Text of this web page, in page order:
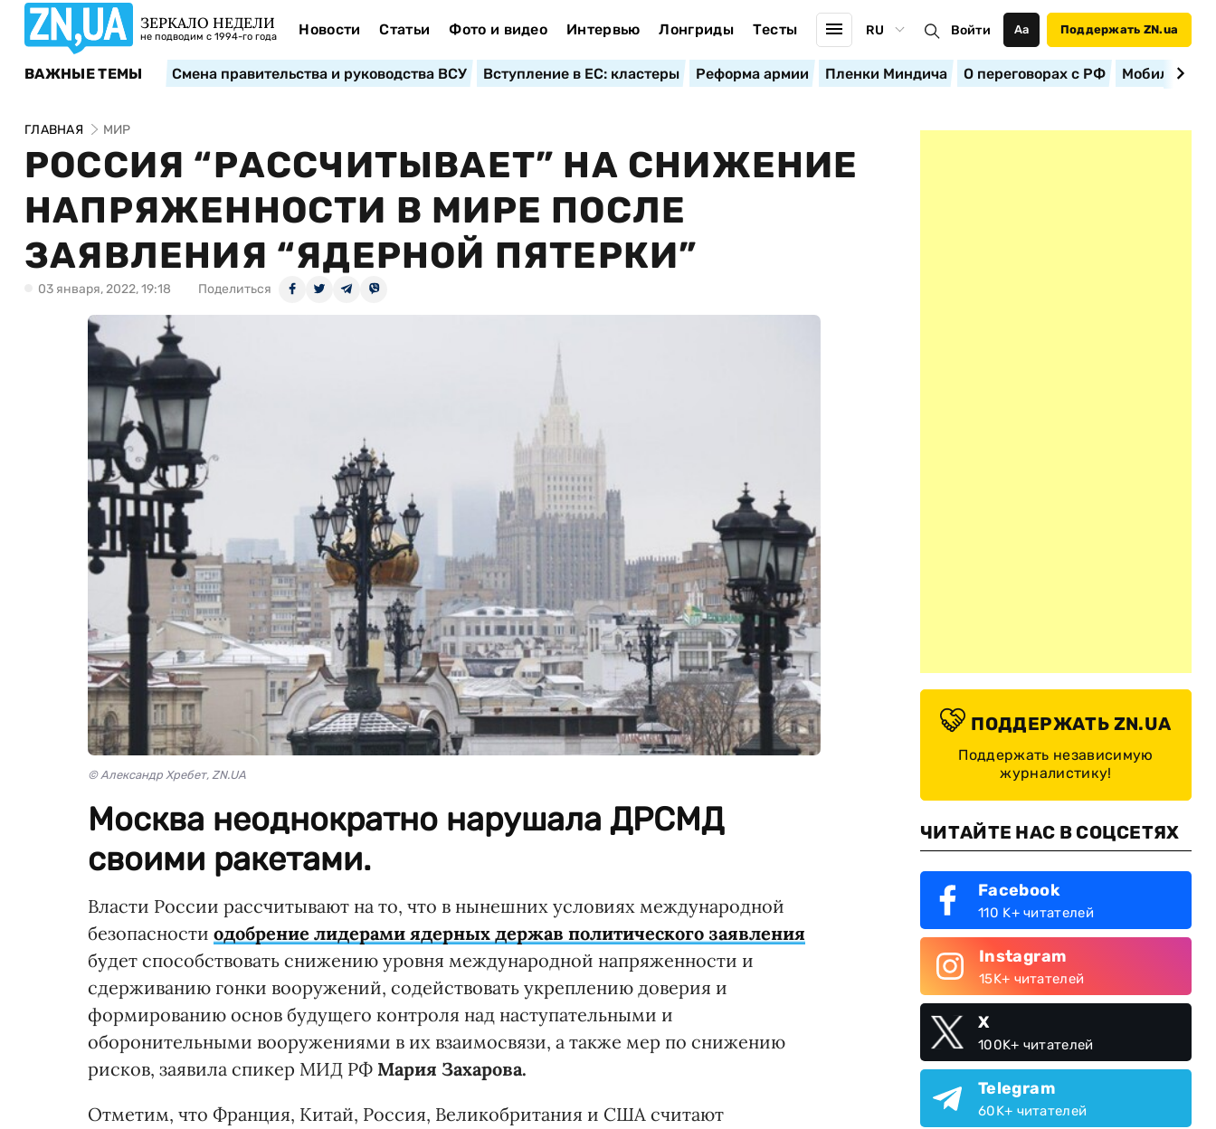
ЗЕРКАЛО НЕДЕЛИ
не подводим с 1994-го года Новости Статьи Фото и видео Интервью Лонгриды Тесты RU Войти Аа Поддержать ZN.ua
ВАЖНЫЕ ТЕМЫ Смена правительства и руководства ВСУ Вступление в ЕС: кластеры Реформа армии Пленки Миндича О переговорах с РФ
ГЛАВНАЯ МИР
РОССИЯ “РАССЧИТЫВАЕТ” НА СНИЖЕНИЕ
НАПРЯЖЕННОСТИ В МИРЕ ПОСЛЕ
ЗАЯВЛЕНИЯ “ЯДЕРНОЙ ПЯТЕРКИ”
03 января, 2022, 19:18 Поделиться
© Александр Хребет, ZN.UA
Москва неоднократно нарушала ДРСМД
своими ракетами.
Власти России рассчитывают на то, что в нынешних условиях международной
безопасности одобрение лидерами ядерных держав политического заявления
будет способствовать снижению уровня международной напряженности и
сдерживанию гонки вооружений, содействовать укреплению доверия и
формированию основ будущего контроля над наступательными и
оборонительными вооружениями в их взаимосвязи, а также мер по снижению
рисков, заявила спикер МИД РФ Мария Захарова.
Отметим, что Франция, Китай, Россия, Великобритания и США считают
ПОДДЕРЖАТЬ ZN.UA
Поддержать независимую
журналистику!
ЧИТАЙТЕ НАС В СОЦСЕТЯХ
Facebook
110 K+ читателей
Instagram
15K+ читателей
X
100K+ читателей
Telegram
60K+ читателей